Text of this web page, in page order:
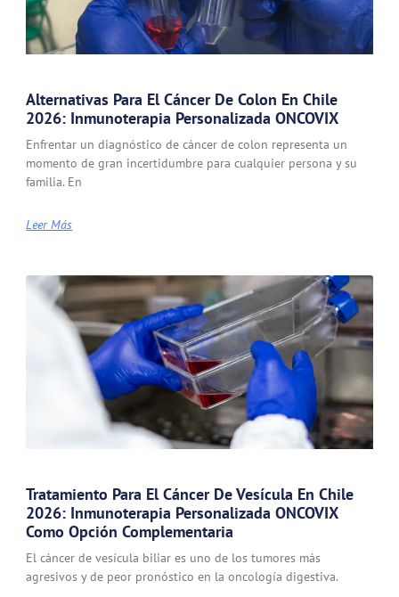
Alternativas Para El Cáncer De Colon En Chile
2026: Inmunoterapia Personalizada ONCOVIX
Enfrentar un diagnóstico de cáncer de colon representa un
momento de gran incertidumbre para cualquier persona y su
familia. En
Leer Más
Tratamiento Para El Cáncer De Vesícula En Chile
2026: Inmunoterapia Personalizada ONCOVIX
Como Opción Complementaria
El cáncer de vesícula biliar es uno de los tumores más
agresivos y de peor pronóstico en la oncología digestiva.